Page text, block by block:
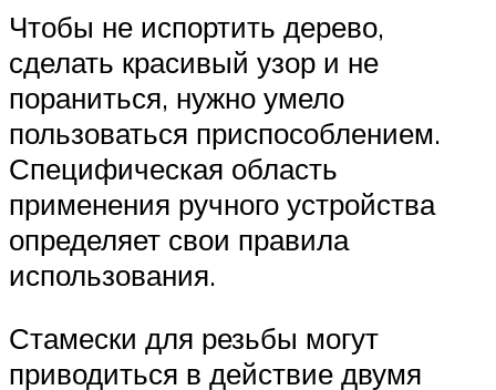
Чтобы не испортить дерево,
сделать красивый узор и не
пораниться, нужно умело
пользоваться приспособлением.
Специфическая область
применения ручного устройства
определяет свои правила
использования.
Стамески для резьбы могут
приводиться в действие двумя